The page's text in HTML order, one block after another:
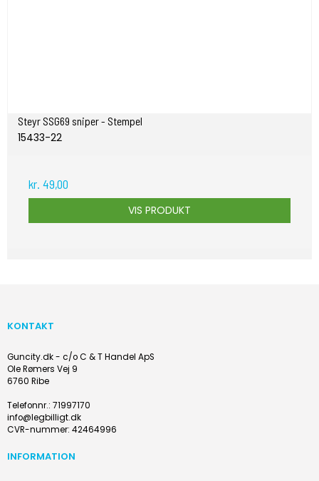
Steyr SSG69 sniper - Stempel
15433-22
kr. 49,00
VIS PRODUKT
KONTAKT
Guncity.dk - c/o C & T Handel ApS
Ole Rømers Vej 9
6760 Ribe
Telefonnr.: 71997170
info@legbilligt.dk
CVR-nummer: 42464996
INFORMATION